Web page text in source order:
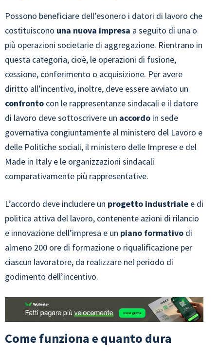
Possono beneficiare dell’esonero i datori di lavoro che
costituiscono una nuova impresa a seguito di una o
più operazioni societarie di aggregazione. Rientrano in
questa categoria, cioè, le operazioni di fusione,
cessione, conferimento o acquisizione. Per avere
diritto all’incentivo, inoltre, deve essere avviato un
confronto con le rappresentanze sindacali e il datore
di lavoro deve sottoscrivere un accordo in sede
governativa congiuntamente al ministero del Lavoro e
delle Politiche sociali, il ministero delle Imprese e del
Made in Italy e le organizzazioni sindacali
comparativamente più rappresentative.
L’accordo deve includere un progetto industriale e di
politica attiva del lavoro, contenente azioni di rilancio
e innovazione dell’impresa e un piano formativo di
almeno 200 ore di formazione o riqualificazione per
ciascun lavoratore, da realizzare nel periodo di
godimento dell’incentivo.
Come funziona e quanto dura